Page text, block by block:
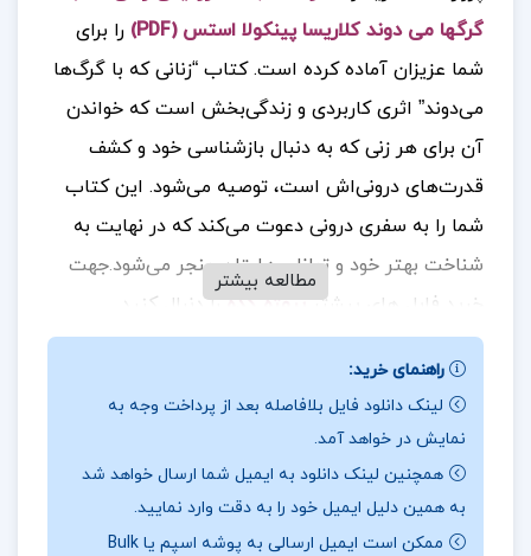
گرگها می دوند کلاریسا پینکولا استس (PDF)
را برای
شما عزیزان آماده کرده است. کتاب “زنانی که با گرگ‌ها
می‌دوند” اثری کاربردی و زندگی‌بخش است که خواندن
آن برای هر زنی که به دنبال بازشناسی خود و کشف
قدرت‌های درونی‌اش است، توصیه می‌شود. این کتاب
شما را به سفری درونی دعوت می‌کند که در نهایت به
شناخت بهتر خود و توانایی‌هایتان منجر می‌شود.جهت
خرید فایل های بیشترپروژه کدهرا دنبال کنید.
درباره نویسنده کتاب زنانی که با گرگها می دوند
کلاریسا پینکولا استس :
تا سرزندگی و شور زندگی خود را دوباره پیدا کنند و از
طریق شناخت و پذیرش کامل خود، به زندگی‌ای آزادتر و
مطالعه بیشتر
راهنمای خرید:
لینک دانلود فایل بلافاصله بعد از پرداخت وجه به
نمایش در خواهد آمد.
همچنین لینک دانلود به ایمیل شما ارسال خواهد شد
به همین دلیل ایمیل خود را به دقت وارد نمایید.
ممکن است ایمیل ارسالی به پوشه اسپم یا Bulk